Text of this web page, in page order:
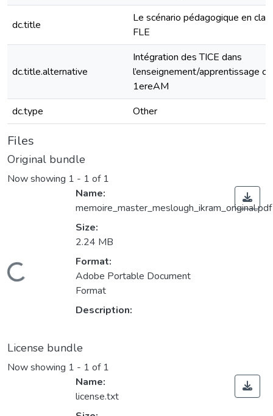
dc.title
Le scénario pédagogique en
FLE
dc.title.alternative
Intégration des TICE dans
l’enseignement/apprentissage
1ereAM
dc.type
Other
Files
Original bundle
Now showing 1 - 1 of 1
Loading...
Name:
memoire_master_meslough_ikram_original.pdf
Size:
2.24 MB
Format:
Adobe Portable Document
Format
Description:
License bundle
Now showing 1 - 1 of 1
Name:
license.txt